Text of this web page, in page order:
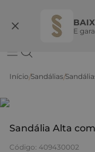
E
Ganhe 10% OFF na
Sandálias
Sandália Alta
Código: 409430002